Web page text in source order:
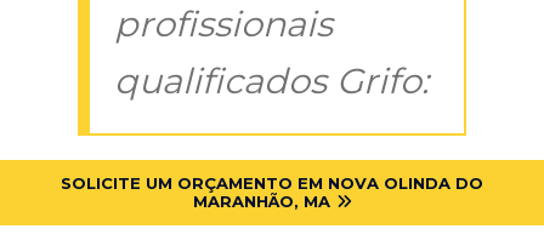
profissionais
qualificados Grifo:
SOLICITE UM ORÇAMENTO EM NOVA OLINDA DO
MARANHÃO, MA